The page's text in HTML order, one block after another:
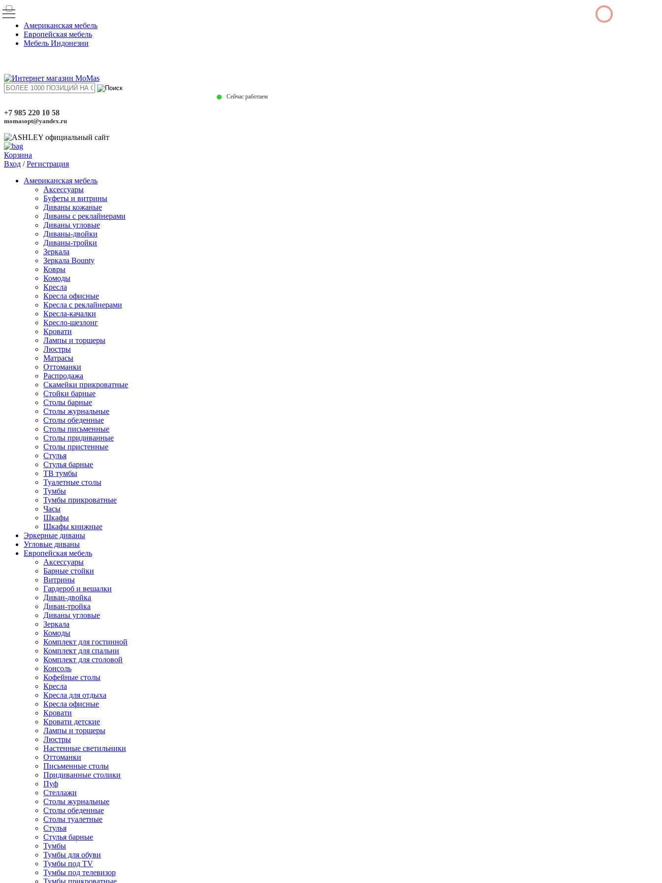
Американская мебель
Европейская мебель
Мебель Индонезии
Сейчас работаем
+7 985 220 10 58
momasopt@yandex.ru
Корзина
Вход /Регистрация
Американская мебель
Аксессуары
Буфеты и витрины
Диваны кожаные
Диваны с реклайнерами
Диваны угловые
Диваны-двойки
Диваны-тройки
Зеркала
Зеркала Bounty
Ковры
Комоды
Кресла
Кресла офисные
Кресла с реклайнерами
Кресла-качалки
Кресло-шезлонг
Кровати
Лампы и торшеры
Люстры
Матрасы
Оттоманки
Распродажа
Скамейки прикроватные
Стойки барные
Столы барные
Столы журнальные
Столы обеденные
Столы письменные
Столы придиванные
Столы пристенные
Стулья
Стулья барные
ТВ тумбы
Туалетные столы
Тумбы
Тумбы прикроватные
Часы
Шкафы
Шкафы книжные
Эркерные диваны
Угловые диваны
Европейская мебель
Аксессуары
Барные стойки
Витрины
Гардероб и вешалки
Диван-двойка
Диван-тройка
Диваны угловые
Зеркала
Комоды
Комплект для гостинной
Комплект для спальни
Комплект для столовой
Консоль
Кофейные столы
Кресла
Кресла для отдыха
Кресла офисные
Кровати
Кровати детские
Лампы и торшеры
Люстры
Настенные светильники
Оттоманки
Письменные столы
Придиванные столики
Пуф
Стеллажи
Столы журнальные
Столы обеденные
Столы туалетные
Стулья
Стулья барные
Тумбы
Тумбы для обуви
Тумбы под TV
Тумбы под телевизор
Тумбы прикроватные